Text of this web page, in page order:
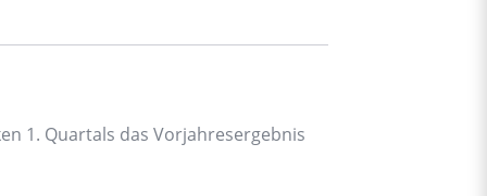
1. Quartals das Vorjahresergebnis